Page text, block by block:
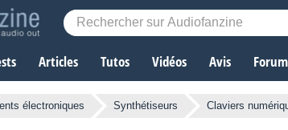
Articles Tutos Vidéos Avis
électroniques Synthétiseurs Claviers